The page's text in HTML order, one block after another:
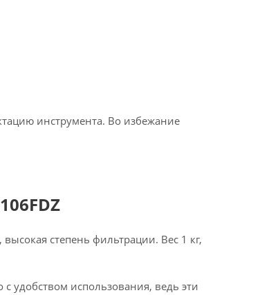
инструмента. Во избежание
степень фильтрации. Вес 1 кг,
удобством использования, ведь эти